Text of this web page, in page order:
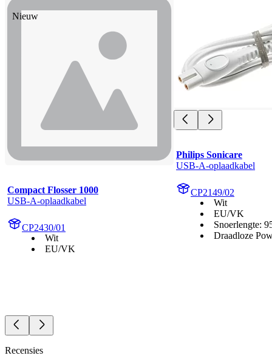
Nieuw
Compact Flosser 1000
USB-A-oplaadkabel
CP2430/01
Wit
EU/VK
Philips Sonicare
USB-A-oplaadkabel
CP2149/02
Wit
EU/VK
Snoerlengte:
Draadloze
Recensies